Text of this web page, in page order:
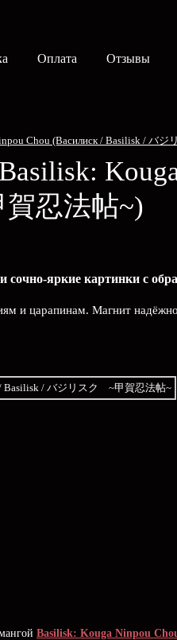
Оплата Отзывы
Chou (Василиск / Basilisk / バ
Basilisk:
忍法帖~)
яркие картинки с
и царапинам. Магнит
Basilisk: Kouga Ninpou